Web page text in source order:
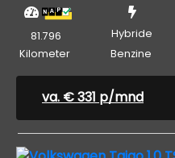
81.796
Kilometer
Hybride
Benzine
va. €331 p/mnd